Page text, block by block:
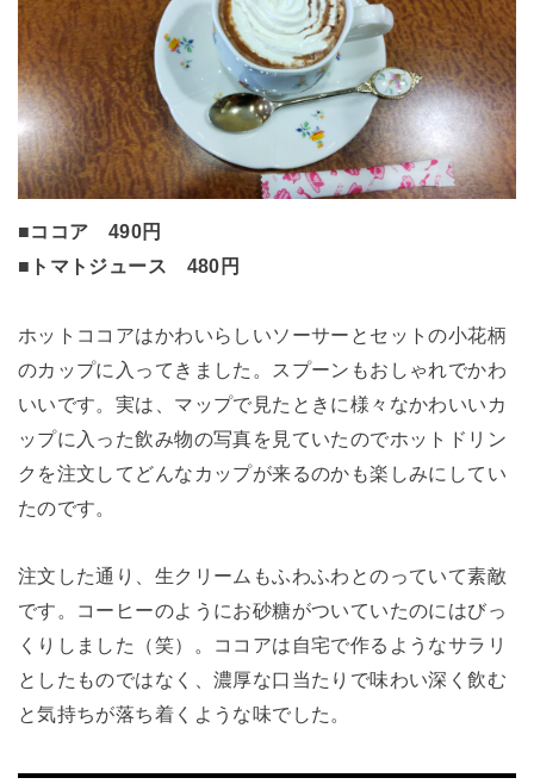
■ココア 490円
■トマトジュース 480円
ホットココアはかわいらしいソーサーとセットの小花柄
のカップに入ってきました。スプーンもおしゃれでかわ
いいです。実は、マップで見たときに様々なかわいいカ
ップに入った飲み物の写真を見ていたのでホットドリン
クを注文してどんなカップが来るのかも楽しみにしてい
たのです。
注文した通り、生クリームもふわふわとのっていて素敵
です。コーヒーのようにお砂糖がついていたのにはびっ
くりしました（笑）。ココアは自宅で作るようなサラリ
としたものではなく、濃厚な口当たりで味わい深く飲む
と気持ちが落ち着くような味でした。